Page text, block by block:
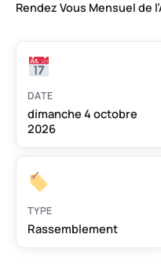
Rendez Vous Mensuel de
DATE
dimanche 4 octobre
2026
TYPE
Rassemblement